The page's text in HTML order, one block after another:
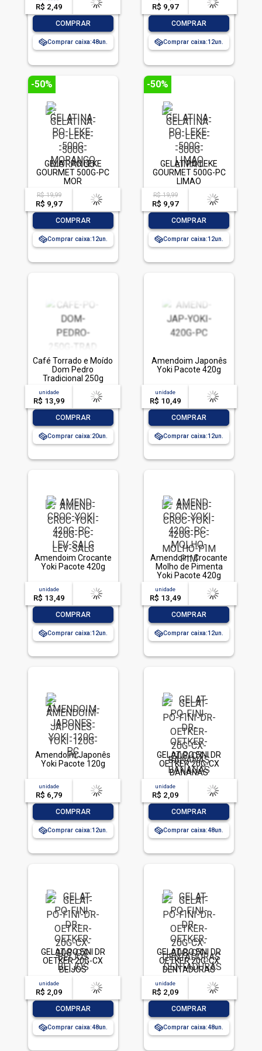
R$ 2,49 -- --,--un.
COMPRAR
Comprar caixa:48
R$ 9,97 -- --,--un.
COMPRAR
Comprar caixa:12
-50%
GELAT PO LEKE
GOURMET 500G-PC
MOR
R$ 19,99
R$ 9,97
acima de
-- --,--un.
COMPRAR
Comprar caixa:12
-50%
GELAT PO LEKE
GOURMET 500G-PC
LIMAO
R$ 19,99
R$ 9,97
acima de
-- --,--un.
COMPRAR
Comprar caixa:12
Café Torrado e Moído
Dom Pedro
Tradicional 250g
unidade
R$ 13,99
acima de
-- --,--un.
COMPRAR
Comprar caixa:20
Amendoim Japonês
Yoki Pacote 420g
unidade
R$ 10,49
acima de
-- --,--un.
COMPRAR
Comprar caixa:12
Amendoim Crocante
Yoki Pacote 420g
unidade
R$ 13,49
acima de
-- --,--un.
COMPRAR
Comprar caixa:12
Amendoim Crocante
Molho de Pimenta
Yoki Pacote 420g
unidade
R$ 13,49
acima de
-- --,--un.
COMPRAR
Comprar caixa:12
Amendoim Japonês
Yoki Pacote 120g
unidade
R$ 6,79
acima de
-- --,--un.
COMPRAR
Comprar caixa:12
GELAT PO FINI DR
OETKER 20G-CX
BANANAS
unidade
R$ 2,09
acima de
-- --,--un.
COMPRAR
Comprar caixa:48
GELAT PO FINI DR
OETKER 20G-CX
BEIJOS
unidade
R$ 2,09
acima de
-- --,--un.
COMPRAR
Comprar caixa:48
GELAT PO FINI DR
OETKER 20G-CX
DENTADURAS
unidade
R$ 2,09
acima de
-- --,--un.
COMPRAR
Comprar caixa:48